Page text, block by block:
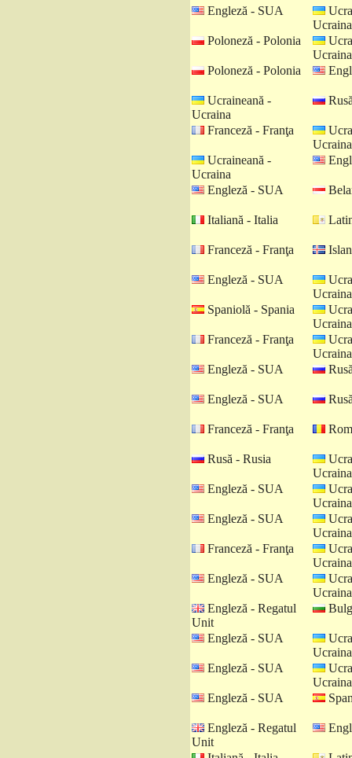
Engleză - SUA
Ucraina
Poloneză - Polonia
Ucraina
Poloneză - Polonia
Ucraineană -
Ucraina
Franceză - Franţa
Ucraina
Ucraineană -
Ucraina
Engleză - SUA
Italiană - Italia
Franceză - Franţa
Engleză - SUA
Ucraina
Spaniolă - Spania
Ucraina
Franceză - Franţa
Ucraina
Engleză - SUA
Engleză - SUA
Franceză - Franţa
Rusă - Rusia
Ucraina
Engleză - SUA
Ucraina
Engleză - SUA
Ucraina
Franceză - Franţa
Ucraina
Engleză - SUA
Ucraina
Engleză - Regatul
Unit
Engleză - SUA
Ucraina
Engleză - SUA
Ucraina
Engleză - SUA
Engleză - Regatul
Unit